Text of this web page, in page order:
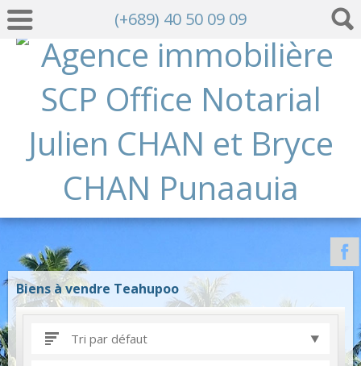
(+689) 40 50 09 09
Biens à vendre Teahupoo
Tri par défaut